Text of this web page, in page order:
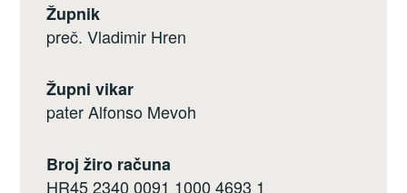
Župnik
preč. Vladimir Hren
Župni vikar
pater Alfonso Mevoh
Broj žiro računa
HR45 2340 0091 1000 4693 1